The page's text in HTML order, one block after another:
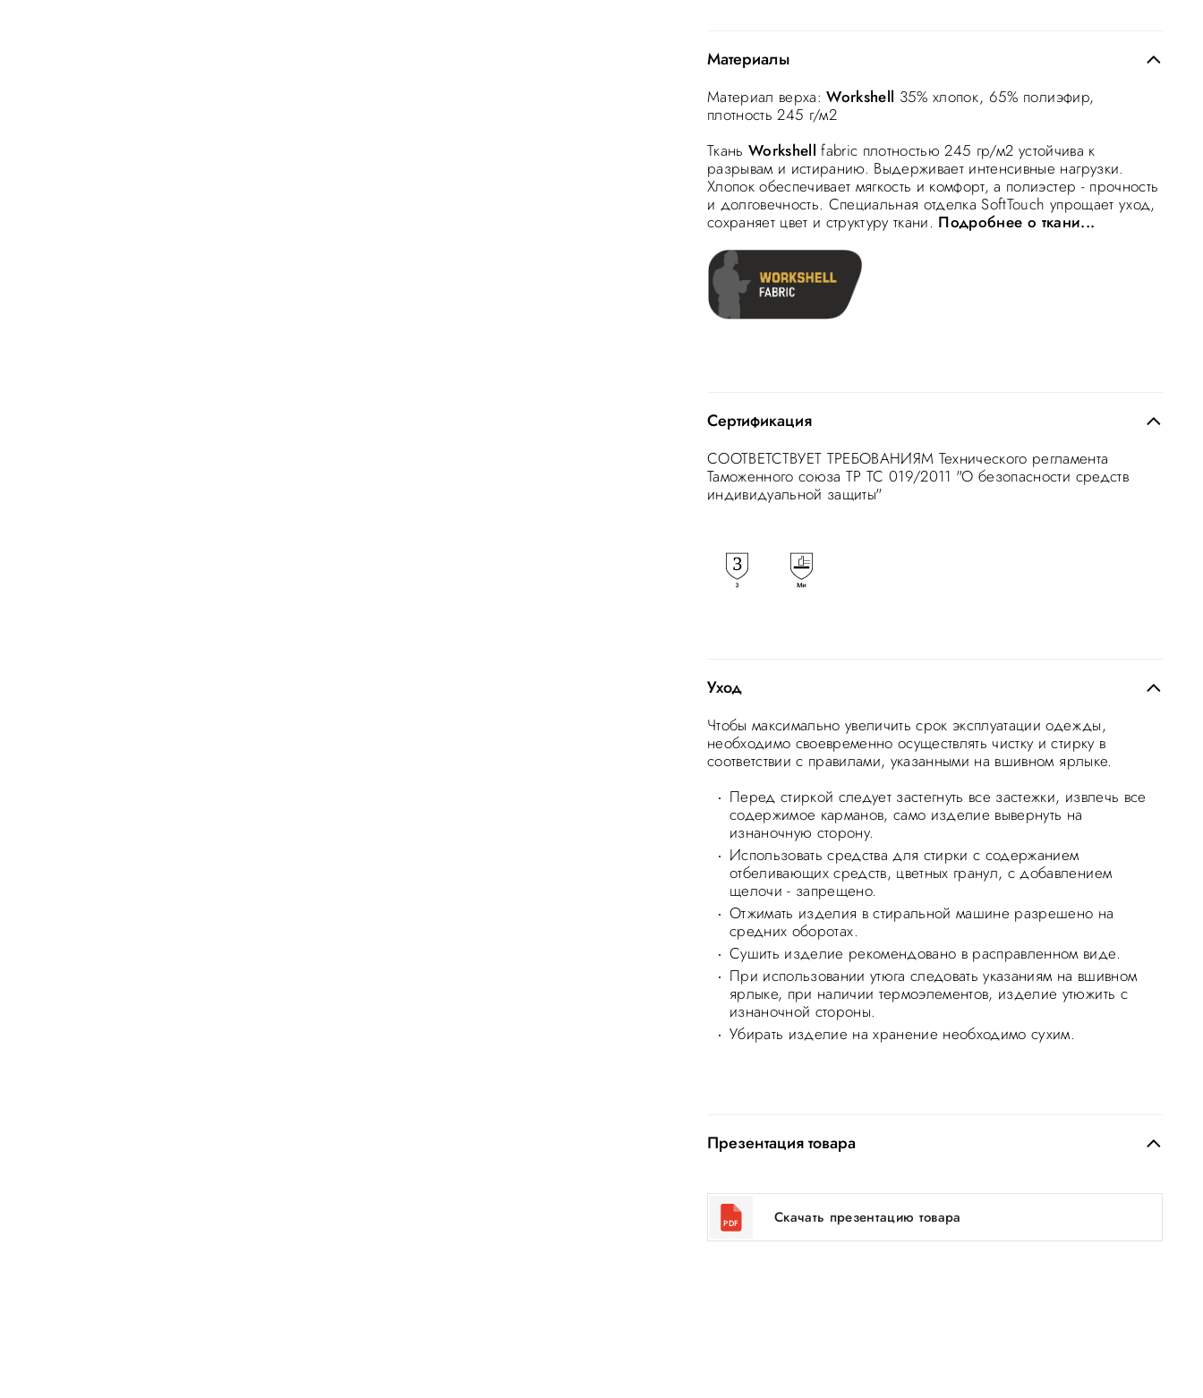
Материалы
Материал верха:Workshell 35% хлопок, 65% полиэфир,
плотность 245 г/м2
Ткань Workshell fabric плотностью 245 гр/м2 устойчива к
разрывам и истиранию. Выдерживает интенсивные нагрузки.
Хлопок обеспечивает мягкость и комфорт, а полиэстер - прочность
и долговечность. Специальная отделка SoftTouch упрощает уход,
сохраняет цвет и структуру ткани. Подробнее о ткани...
Сертификация
СООТВЕТСТВУЕТ ТРЕБОВАНИЯМ Технического регламента
Таможенного союза ТР ТС 019/2011 "О безопасности средств
индивидуальной защиты"
Уход
Чтобы максимально увеличить срок эксплуатации одежды,
необходимо своевременно осуществлять чистку и стирку в
соответствии с правилами, указанными на вшивном ярлыке.
Перед стиркой следует застегнуть все застежки, извлечь все
содержимое карманов, само изделие вывернуть на
изнаночную сторону.
Использовать средства для стирки с содержанием
отбеливающих средств, цветных гранул, с добавлением
щелочи - запрещено.
Отжимать изделия в стиральной машине разрешено на
средних оборотах.
Сушить изделие рекомендовано в расправленном виде.
При использовании утюга следовать указаниям на вшивном
ярлыке, при наличии термоэлементов, изделие утюжить с
изнаночной стороны.
Убирать изделие на хранение необходимо сухим.
Презентация товара
PDF Скачать презентацию товара